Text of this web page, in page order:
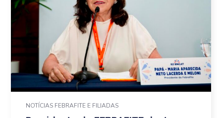
NOTÍCIAS FEBRAFITE E FILIADAS